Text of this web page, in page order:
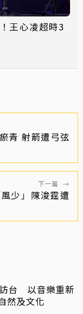
王心凌超時3
青 射箭遭弓弦
下一篇 →
少」陳浚霆遭
台 以音樂重新
然及文化